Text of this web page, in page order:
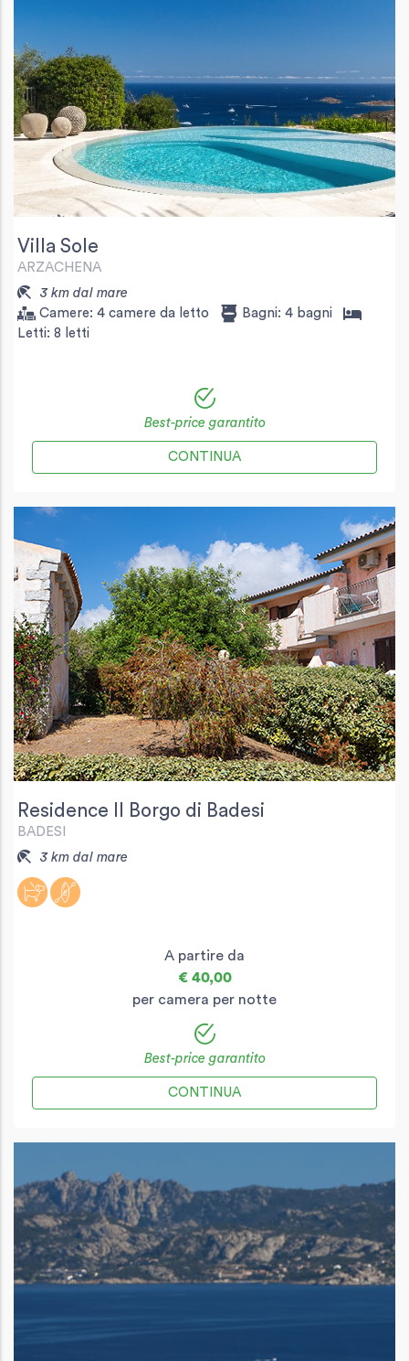
Villa Sole
ARZACHENA
3 km dal mare
Camere: 4 camere da letto Bagni: 4 bagni
Letti: 8 letti
Best-price garantito
CONTINUA
Residence Il Borgo di Badesi
BADESI
3 km dal mare
A partire da
€ 40,00
per camera per notte
Best-price garantito
CONTINUA